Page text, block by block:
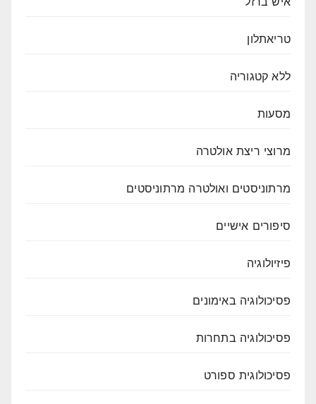
טריאתלון
ללא קטגוריה
מסעות
מרוצי ריצת אולטרה
מרתוניסטים ואולטרה מרתוניסטים
סיפורים אישיים
פיזיולוגיה
פסיכולוגיה באימונים
פסיכולוגיה בתחרות
פסיכולוגית ספורט